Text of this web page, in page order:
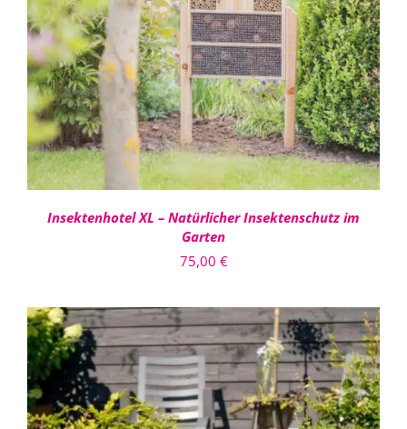
IN DEN WARENKORB
/
DETAILS
Insektenhotel XL – Natürlicher Insektenschutz im
Garten
75,00 €